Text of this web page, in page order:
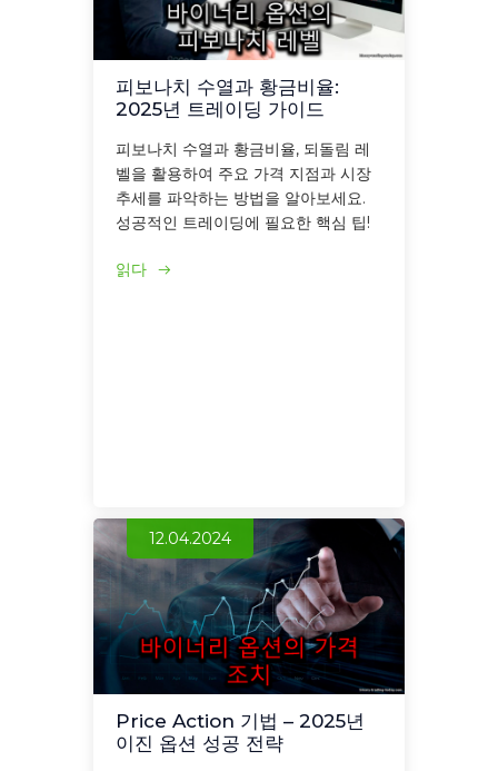
피보나치 수열과 황금비율:
2025년 트레이딩 가이드
피보나치 수열과 황금비율, 되돌림 레
벨을 활용하여 주요 가격 지점과 시장
추세를 파악하는 방법을 알아보세요.
성공적인 트레이딩에 필요한 핵심 팁!
읽다
12.04.2024
Price Action 기법 – 2025년
이진 옵션 성공 전략